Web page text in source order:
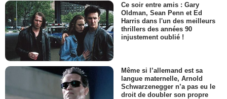
Ce soir entre amis : Gary
Oldman, Sean Penn et Ed
Harris dans l'un des meilleurs
thrillers des années 90
injustement oublié !
Même si l’allemand est sa
langue maternelle, Arnold
Schwarzenegger n’a pas eu le
droit de doubler son propre